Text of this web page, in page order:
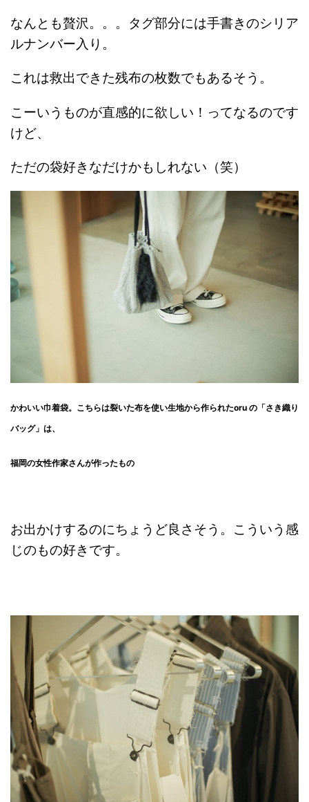
なんとも贅沢。。。タグ部分には手書きのシリア
ルナンバー入り。
これは救出できた残布の枚数でもあるそう。
こーいうものが直感的に欲しい！ってなるのです
けど、
ただの袋好きなだけかもしれない（笑）
かわいい巾着袋。こちらは裂いた布を使い生地から作られたoru の「さき織り
バッグ」は、
福岡の女性作家さんが作ったもの
お出かけするのにちょうど良さそう。こういう感
じのもの好きです。